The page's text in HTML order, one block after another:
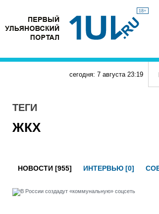
18+
Подросток на питбайке сшиб двух 15-летних
велосипедисток в Павловке
сегодня: 7 августа 23:19
ТЕГИ
ЖКХ
НОВОСТИ [955] ИНТЕРВЬЮ [0]